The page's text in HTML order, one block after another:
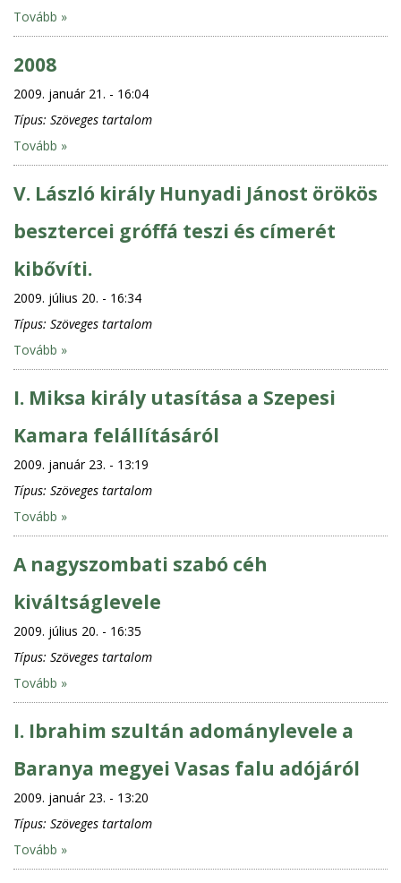
Tovább »
2008
2009. január 21. - 16:04
Típus: Szöveges tartalom
Tovább »
V. László király Hunyadi Jánost örökös
besztercei gróffá teszi és címerét
kibővíti.
2009. július 20. - 16:34
Típus: Szöveges tartalom
Tovább »
I. Miksa király utasítása a Szepesi
Kamara felállításáról
2009. január 23. - 13:19
Típus: Szöveges tartalom
Tovább »
A nagyszombati szabó céh
kiváltságlevele
2009. július 20. - 16:35
Típus: Szöveges tartalom
Tovább »
I. Ibrahim szultán adománylevele a
Baranya megyei Vasas falu adójáról
2009. január 23. - 13:20
Típus: Szöveges tartalom
Tovább »